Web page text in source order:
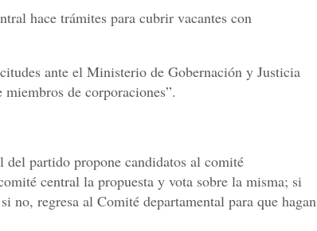
hace trámites para cubrir vacantes con
ante el Ministerio de Gobernación y Justicia
de corporaciones”.
partido propone candidatos al comité
central la propuesta y vota sobre la misma; si
no, regresa al Comité departamental para que hagan